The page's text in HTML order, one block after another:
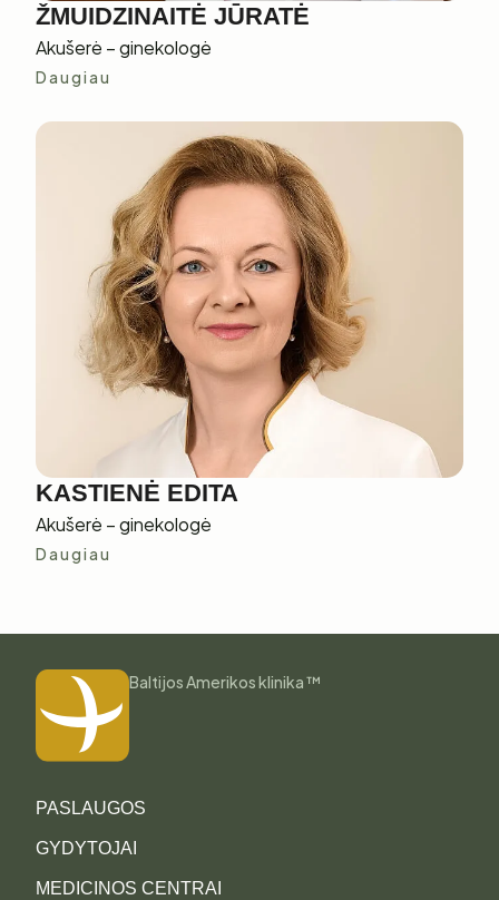
ŽMUIDZINAITĖ JŪRATĖ
Akušerė – ginekologė
Daugiau
KASTIENĖ EDITA
Akušerė – ginekologė
Daugiau
Baltijos Amerikos klinika ™
PASLAUGOS
GYDYTOJAI
MEDICINOS CENTRAI